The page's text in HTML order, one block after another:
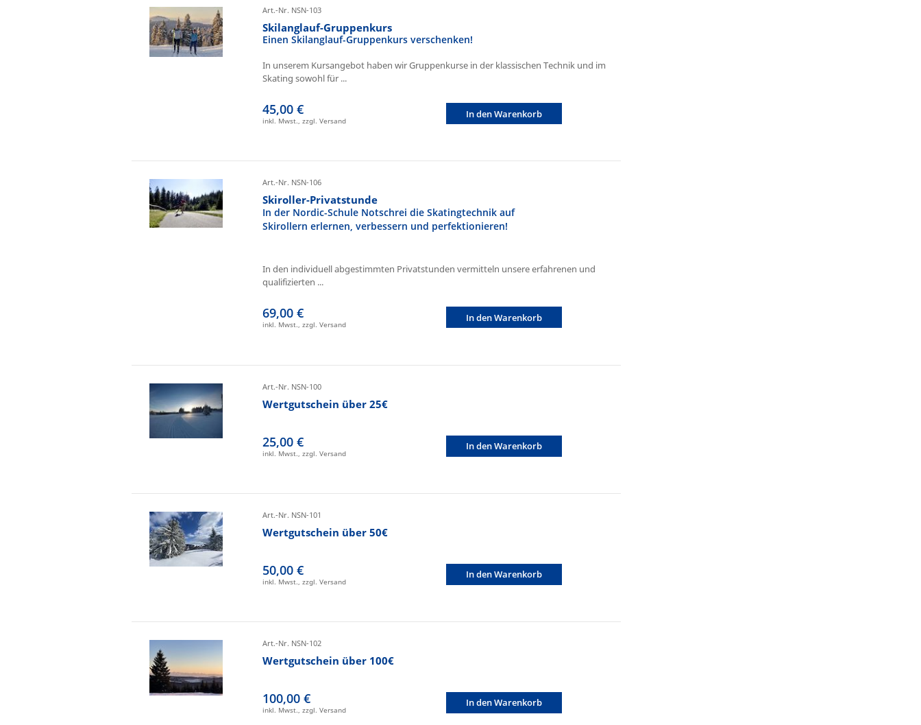
Art.-Nr. NSN-103
Skilanglauf-Gruppenkurs
Einen Skilanglauf-Gruppenkurs verschenken!
In unserem Kursangebot haben wir Gruppenkurse in der klassischen Technik und im
Skating sowohl für ...
45,00 €
inkl. Mwst., zzgl. Versand
In den Warenkorb
Art.-Nr. NSN-106
Skiroller-Privatstunde
In der Nordic-Schule Notschrei die Skatingtechnik auf
Skirollern erlernen, verbessern und perfektionieren!
In den individuell abgestimmten Privatstunden vermitteln unsere erfahrenen und
qualifizierten ...
69,00 €
inkl. Mwst., zzgl. Versand
In den Warenkorb
Art.-Nr. NSN-100
Wertgutschein über 25€
25,00 €
inkl. Mwst., zzgl. Versand
In den Warenkorb
Art.-Nr. NSN-101
Wertgutschein über 50€
50,00 €
inkl. Mwst., zzgl. Versand
In den Warenkorb
Art.-Nr. NSN-102
Wertgutschein über 100€
100,00 €
inkl. Mwst., zzgl. Versand
In den Warenkorb